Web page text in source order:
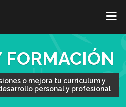
FORMACIÓN
o mejora tu currículum y
personal y profesional